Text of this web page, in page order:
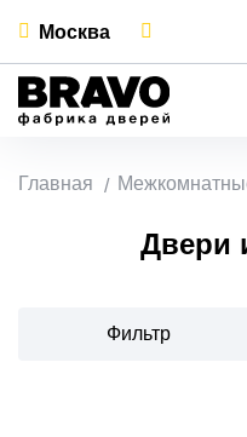
Москва
Главная
Двери
Фильтр